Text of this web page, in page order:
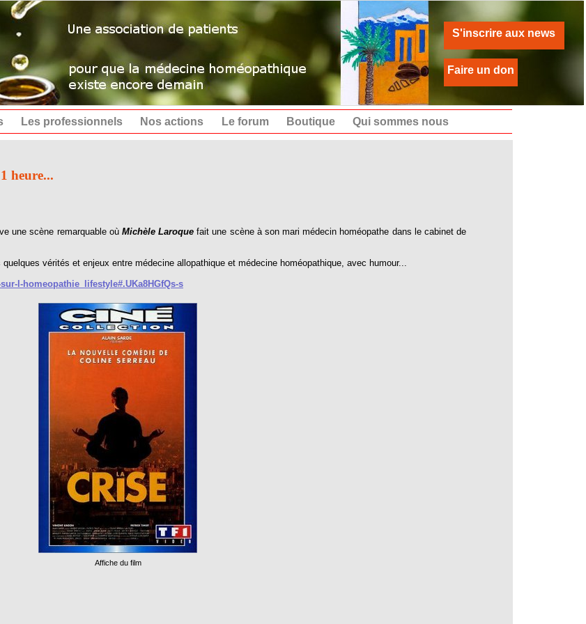
S'inscrire aux news
Faire un don
Les professionnels Nos actions Le forum Boutique Qui sommes nous
heure...
une scène remarquable où Michèle Laroque fait une scène à son mari médecin homéopathe dans le cabinet de
vérités et enjeux entre médecine allopathique et médecine homéopathique, avec humour...
l-homeopathie_lifestyle#.UKa8HGfQs-s
Affiche du film